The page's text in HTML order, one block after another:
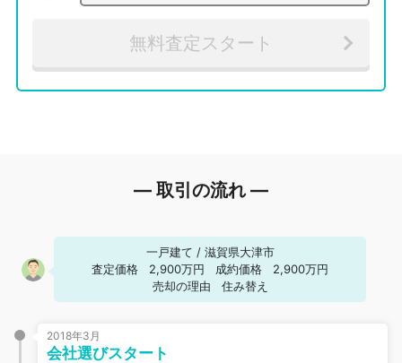
無料査定スタート
― 取引の流れ ―
一戸建て / 滋賀県大津市
査定価格
2,900万円 成約価格
2,900万円
売却の理由
住み替え
2018年3月
会社選びスタート